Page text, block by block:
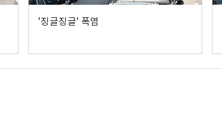
'징글징글' 폭염